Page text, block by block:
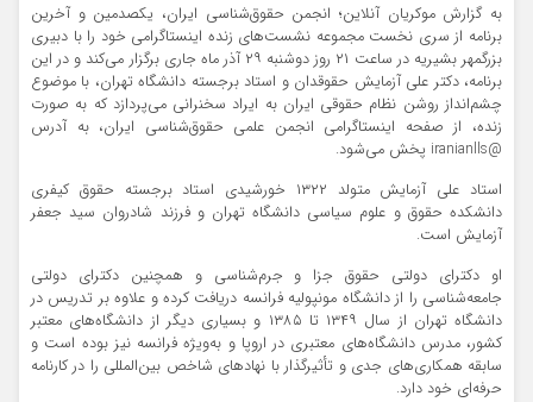
به گزارش موکریان آنلاین؛ انجمن حقوق‌شناسی ایران، یکصدمین و آخرین
برنامه از سری نخست مجموعه نشست‌های زنده اینستاگرامی خود را با دبیری
بزرگمهر بشیریه در ساعت ۲۱ روز دوشنبه ۲۹ آذر ماه جاری برگزار می‌کند و در این
برنامه، دکتر علی آزمایش حقوقدان و استاد برجسته دانشگاه تهران، با موضوع
چشم‌انداز روشن نظام حقوقی ایران به ایراد سخنرانی می‌پردازد که به صورت
زنده، از صفحه اینستاگرامی انجمن علمی حقوق‌شناسی ایران، به آدرس
@iranianlls پخش می‌شود.
استاد علی آزمایش متولد ۱۳۲۲ خورشیدی استاد برجسته حقوق کیفری
دانشکده حقوق و علوم سیاسی دانشگاه تهران و فرزند شادروان سید جعفر
آزمایش است.
او دکترای دولتی حقوق جزا و جرم‌شناسی و همچنین دکترای دولتی
جامعه‌شناسی را از دانشگاه مونپولیه فرانسه دریافت کرده و علاوه بر تدریس در
دانشگاه تهران از سال ۱۳۴۹ تا ۱۳۸۵ و بسیاری دیگر از دانشگاه‌های معتبر
کشور، مدرس دانشگاه‌های معتبری در اروپا و به‌ویژه فرانسه نیز بوده است و
سابقه همکاری‌های جدی و تأثیرگذار با نهادهای شاخص بین‌المللی را در کارنامه
حرفه‌ای خود دارد.